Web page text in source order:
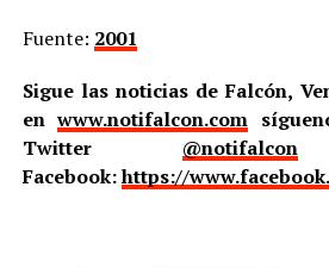
Fuente: 2001
Sigue las noticias de Falcón,
enwww.notifalcon.com
Twitter @notifalcon
Facebook:https://